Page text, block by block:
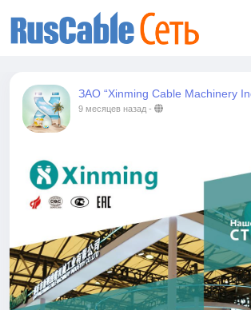
ЗАО “Xinming Cable Machinery
9 месяцев назад -